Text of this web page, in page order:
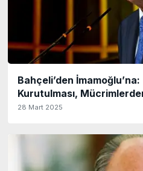
Bahçeli’den
Kurutulması,
28 Mart 2025